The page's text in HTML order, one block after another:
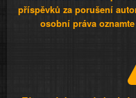
příspěvků za porušení
osobní práva